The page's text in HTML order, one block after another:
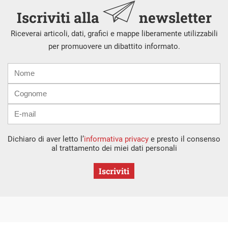
Iscriviti alla newsletter
Riceverai articoli, dati, grafici e mappe liberamente utilizzabili
per promuovere un dibattito informato.
mail
Dichiaro di aver letto l’informativa privacy e presto il consenso
al trattamento dei miei dati personali
Iscriviti